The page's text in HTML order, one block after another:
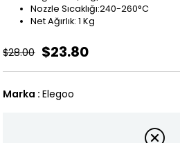
Nozzle Sıcaklığı:240-260°C
Net Ağırlık: 1 Kg
$28.00 $23.80
Marka : Elegoo